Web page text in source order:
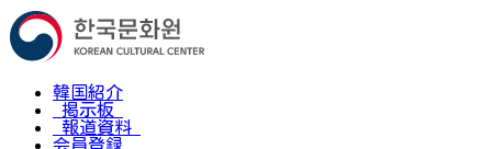
韓国紹介
掲示板
報道資料
会員登録